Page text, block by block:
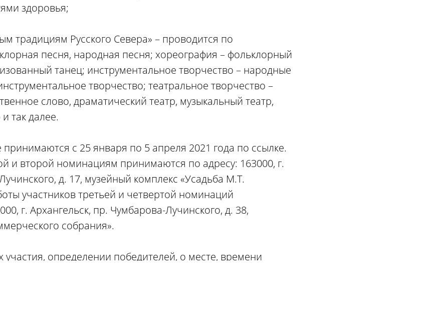
здоровья;
традициям Русского Севера» – проводится по
песня, народная песня; хореография – фольклорный
танец; инструментальное творчество – народные
творчество; театральное творчество –
слово, драматический театр, музыкальный театр,
так далее.
с 25 января по 5 апреля 2021 года по ссылке.
и второй номинациям принимаются по адресу: 163000, г.
д. 17, музейный комплекс «Усадьба М.Т.
участников третьей и четвертой номинаций
г. Архангельск, пр. Чумбарова-Лучинского, д. 38,
собрания».
определении победителей, о месте, времени